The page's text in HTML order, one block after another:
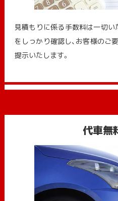
見積もりに係る手数料は一切い
をしっかり確認し、お客様のご
提示いたします。
代車無